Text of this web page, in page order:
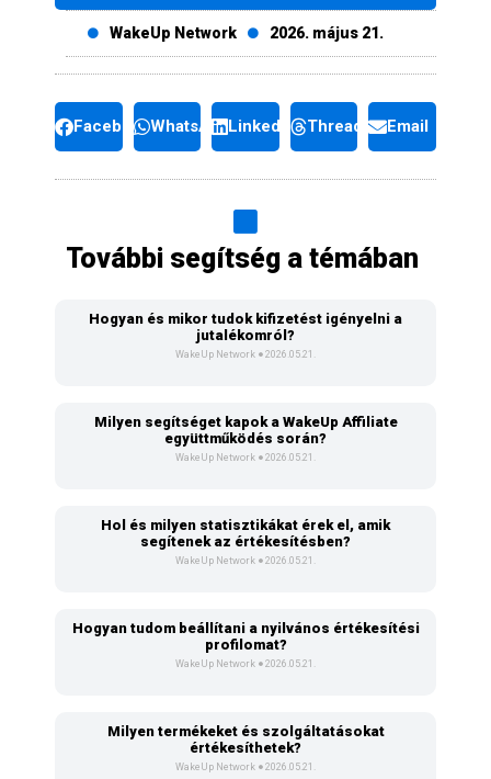
WakeUp Network 2026. május 21.
FacebookWhatsAppLinkedIn Threads Email
További segítség a témában
Hogyan és mikor tudok kifizetést igényelni a
jutalékomról?
WakeUp Network 2026.05.21.
Milyen segítséget kapok a WakeUp Affiliate
együttműködés során?
WakeUp Network 2026.05.21.
Hol és milyen statisztikákat érek el, amik
segítenek az értékesítésben?
WakeUp Network 2026.05.21.
Hogyan tudom beállítani a nyilvános értékesítési
profilomat?
WakeUp Network 2026.05.21.
Milyen termékeket és szolgáltatásokat
értékesíthetek?
WakeUp Network 2026.05.21.